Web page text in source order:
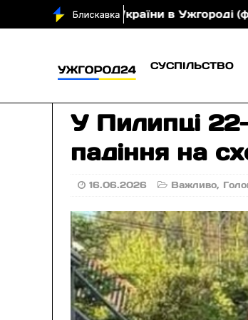
України в Ужгороді (фото) Зі
СУСПІЛЬСТВО
У Пилипці
падіння на
16.06.2026 Важливо,